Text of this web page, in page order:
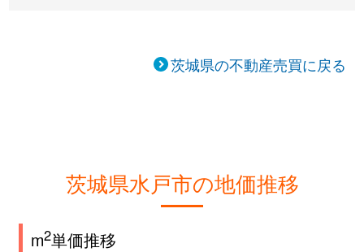
茨城県の不動産売買に戻る
茨城県水戸市の地価推移
m2単価推移